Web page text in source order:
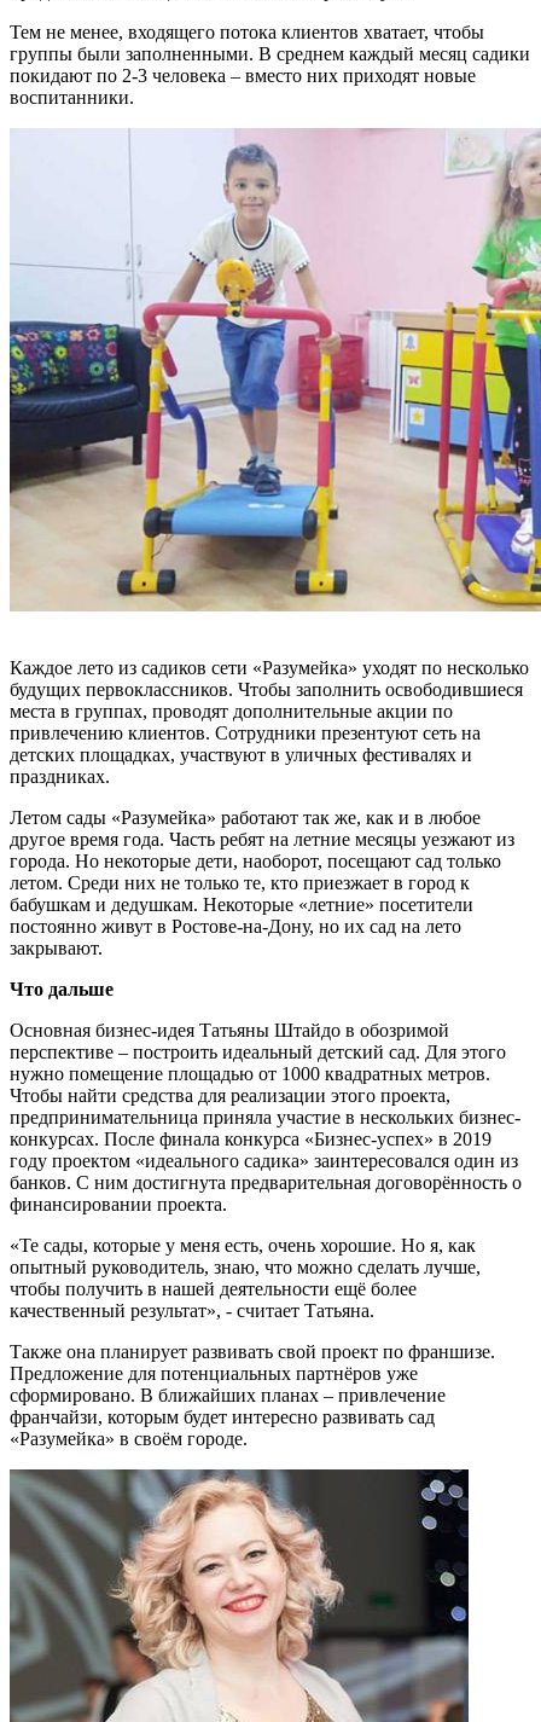
Тем не менее, входящего потока клиентов хватает, чтобы
группы были заполненными. В среднем каждый месяц садики
покидают по 2-3 человека – вместо них приходят новые
воспитанники.
Каждое лето из садиков сети «Разумейка» уходят по несколько
будущих первоклассников. Чтобы заполнить освободившиеся
места в группах, проводят дополнительные акции по
привлечению клиентов. Сотрудники презентуют сеть на
детских площадках, участвуют в уличных фестивалях и
праздниках.
Летом сады «Разумейка» работают так же, как и в любое
другое время года. Часть ребят на летние месяцы уезжают из
города. Но некоторые дети, наоборот, посещают сад только
летом. Среди них не только те, кто приезжает в город к
бабушкам и дедушкам. Некоторые «летние» посетители
постоянно живут в Ростове-на-Дону, но их сад на лето
закрывают.
Что дальше
Основная бизнес-идея Татьяны Штайдо в обозримой
перспективе – построить идеальный детский сад. Для этого
нужно помещение площадью от 1000 квадратных метров.
Чтобы найти средства для реализации этого проекта,
предпринимательница приняла участие в нескольких бизнес-
конкурсах. После финала конкурса «Бизнес-успех» в 2019
году проектом «идеального садика» заинтересовался один из
банков. С ним достигнута предварительная договорённость о
финансировании проекта.
«Те сады, которые у меня есть, очень хорошие. Но я, как
опытный руководитель, знаю, что можно сделать лучше,
чтобы получить в нашей деятельности ещё более
качественный результат», - считает Татьяна.
Также она планирует развивать свой проект по франшизе.
Предложение для потенциальных партнёров уже
сформировано. В ближайших планах – привлечение
франчайзи, которым будет интересно развивать сад
«Разумейка» в своём городе.